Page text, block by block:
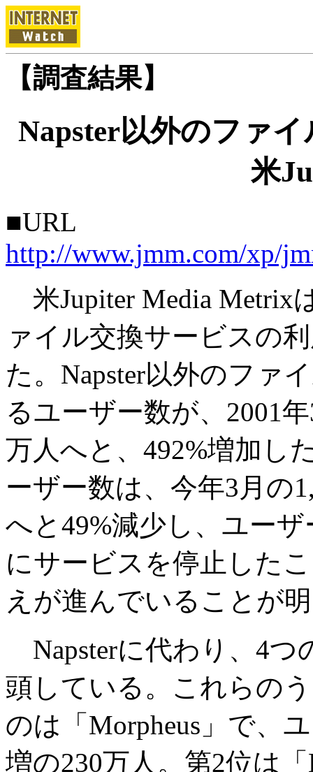
【調査結果】
Napster以外のファ
米
■URL
http://www.jmm.com/xp/
米Jupiter Media Metrix
ァイル交換サービスの
た。Napster以外のファ
るユーザー数が、2001
万人へと、492%増加し
ーザー数は、今年3月の
へと49%減少し、ユー
にサービスを停止した
えが進んでいることが
Napsterに代わり、4つ
頭している。これらの
のは「Morpheus」で、
増の230万人。第2位は「